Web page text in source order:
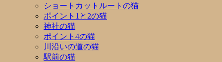
ショートカットルートの猫
ポイント1と2の猫
神社の猫
ポイント4の猫
川沿いの道の猫
駅前の猫